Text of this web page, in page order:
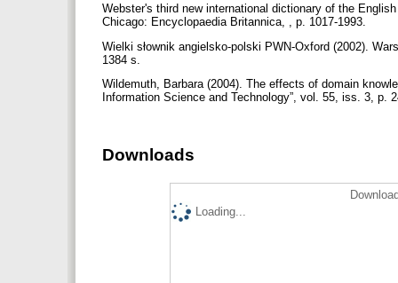
Webster's third new international dictionary of the
Chicago: Encyclopaedia Britannica, , p. 1017-1993.
Wielki słownik angielsko-polski PWN-Oxford (2002).
1384 s.
Wildemuth, Barbara (2004). The effects of domain
Information Science and Technology”, vol. 55, iss. 3, p.
Downloads
Loading...